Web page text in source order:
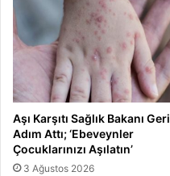
Aşı Karşıtı Sağlık Bakanı Geri
Adım Attı; ‘Ebeveynler
Çocuklarınızı Aşılatın’
3 Ağustos 2026